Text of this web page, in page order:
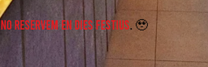
No reservem en dies festius. 🥹